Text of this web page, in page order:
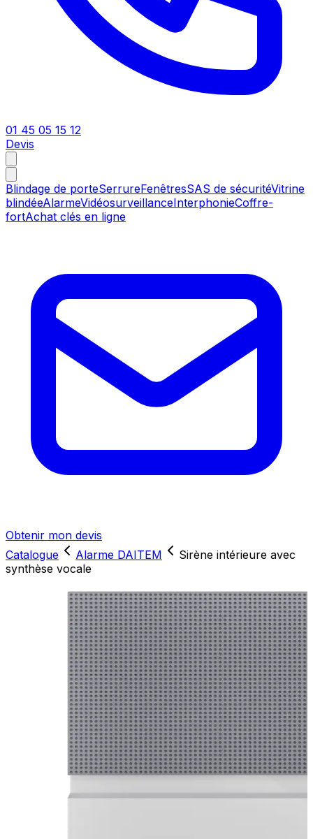
01 45 05 15 12
Devis
Blindage de porteSerrureFenêtresSAS de sécuritéVitrine
blindéeAlarmeVidéosurveillanceInterphonieCoffre-
fortAchat clés en ligne
Obtenir mon devis
Catalogue
Alarme DAITEM
Sirène intérieure avec
synthèse vocale